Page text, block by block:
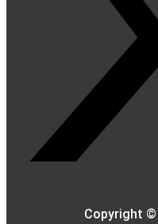
Copyright ©